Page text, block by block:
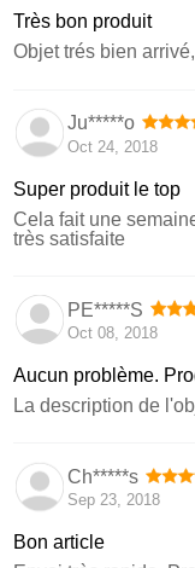
Très bon produit
Objet trés bien
Ju*****o
Oct 24, 2018
Super produit le top
Cela fait une
très satisfaite
PE*****S
Oct 08, 2018
Aucun problème.
La description de
Ch*****s
Sep 23, 2018
Bon article